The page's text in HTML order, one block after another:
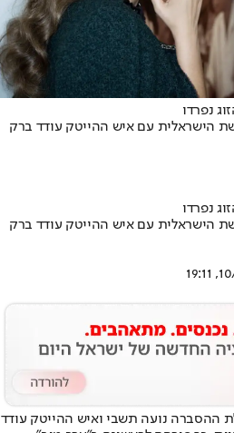
נפרדו
הישראלית עם איש ההייטק עודד ברק
נפרדו
הישראלית עם איש ההייטק עודד ברק
10/
ההסברה נועה תשבי ואיש ההייטק עודד